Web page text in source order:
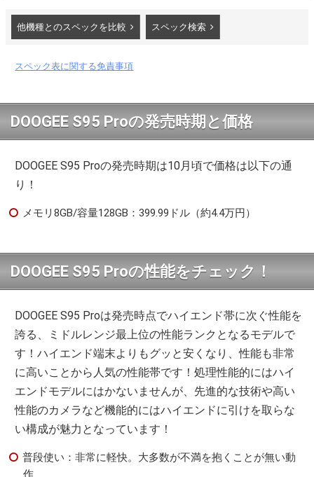
他機種とのスペックを比較 スペック検索
スペック表に関する免責事項
DOOGEE S95 Proの発売時期と価格
DOOGEE S95 Proの発売時期は10月頃で価格は以下の通
り！
メモリ8GB/容量128GB：399.99ドル（約4.4万円）
DOOGEE S95 Proの性能をチェック！
DOOGEE S95 Proは発売時点でハイエンド帯に次ぐ性能を
誇る、ミドルレンジ最上位の性能ランクとなるモデルで
す！ハイエンド端末よりもグッと安くなり、性能も非常
に高いことから人気の性能帯です！処理性能的にはハイ
エンドモデルにはかないませんが、先進的な技術や高い
性能のカメラなど機能的にはハイエンドに引けを取らな
い構成が魅力となっています！
普段使い：非常に軽快。大多数が不満を抱くことが無い動
作